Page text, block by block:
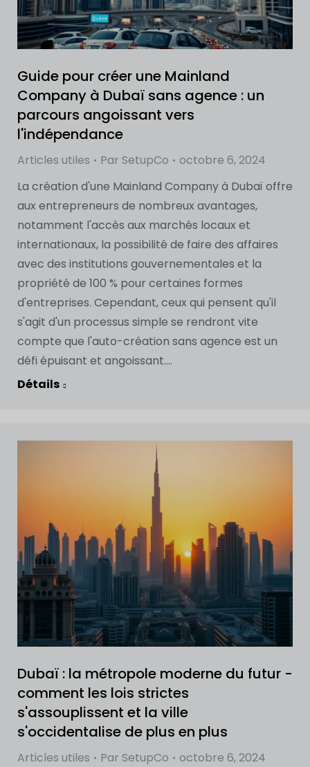
Guide pour créer une Mainland
Company à Dubaï sans agence : un
parcours angoissant vers
l'indépendance
Articles utiles Par SetupCo
octobre 6, 2024
La création d'une Mainland Company à Dubaï offre
aux entrepreneurs de nombreux avantages,
notamment l'accès aux marchés locaux et
internationaux, la possibilité de faire des affaires
avec des institutions gouvernementales et la
propriété de 100 % pour certaines formes
d'entreprises. Cependant, ceux qui pensent qu'il
s'agit d'un processus simple se rendront vite
compte que l'auto-création sans agence est un
défi épuisant et angoissant....
Détails
Dubaï : la métropole moderne du futur -
comment les lois strictes
s'assouplissent et la ville
s'occidentalise de plus en plus
Articles utiles Par SetupCo
octobre 6, 2024